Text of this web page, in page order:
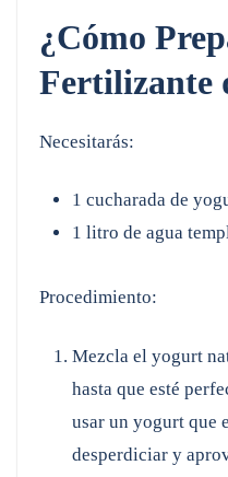
¿Cómo
Fertilizante
Necesitarás:
1 cucharada de
1 litro de agua
Procedimiento:
Mezcla el yogurt
hasta que esté
usar un yogurt que
desperdiciar y